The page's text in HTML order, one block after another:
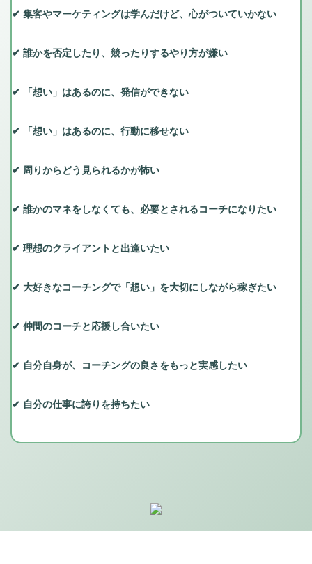
✔︎ 集客やマーケティングは学んだけど、心がついていかない
✔︎ 誰かを否定したり、競ったりするやり方が嫌い
✔︎ 「想い」はあるのに、発信ができない
✔︎ 「想い」はあるのに、行動に移せない
✔︎ 周りからどう見られるかが怖い
✔︎ 誰かのマネをしなくても、必要とされるコーチになりたい
✔︎ 理想のクライアントと出逢いたい
✔︎ 大好きなコーチングで「想い」を大切にしながら稼ぎたい
✔︎ 仲間のコーチと応援し合いたい
✔︎ 自分自身が、コーチングの良さをもっと実感したい
✔︎ 自分の仕事に誇りを持ちたい